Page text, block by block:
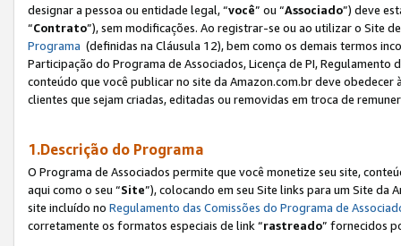
designar a pessoa ou entidade legal, “você” ou “Associado”) deve
“Contrato”), sem modificações. Ao registrar-se ou ao utilizar o Site
Programa (definidas na Cláusula 12), bem como os demais termos
Participação do Programa de Associados, Licença de PI,
conteúdo que você publicar no site da Amazon.com.br deve
clientes que sejam criadas, editadas ou removidas em troca de
1.Descrição do Programa
O Programa de Associados permite que você monetize seu site,
aqui como o seu “Site”), colocando em seu Site links para um Site da
site incluído no Regulamento das Comissões do Programa de
corretamente os formatos especiais de link “rastreado” fornecidos